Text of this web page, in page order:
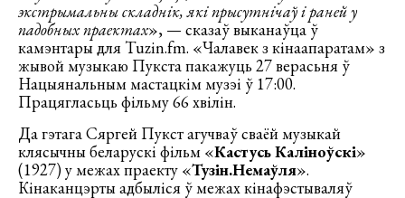
экстрымальны складнік, які прысутнічаў і раней у
падобных праектах», — сказаў выканаўца ў
камэнтары для Tuzin.fm. «Чалавек з кінаапаратам» з
жывой музыкаю Пукста пакажуць 27 верасьня ў
Нацыянальным мастацкім музэі ў 17:00.
Працягласьць фільму 66 хвілін.
Да гэтага Сяргей Пукст агучваў сваёй музыкай
клясычны беларускі фільм «Кастусь Каліноўскі»
(1927) у межах праекту «Тузін.Немаўля».
Кінаканцэрты адбыліся ў межах кінафэстываляў